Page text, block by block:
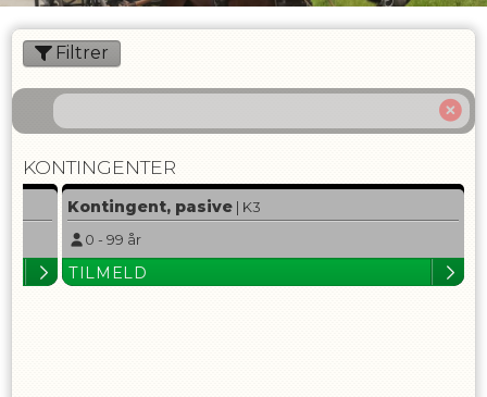
Filtrer
KONTINGENTER
Kontingent, pasive
| K3
0 -99 år
TILMELD